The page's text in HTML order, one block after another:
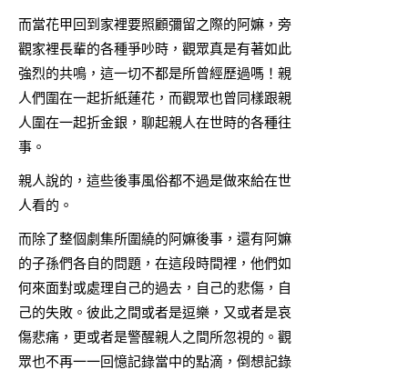
而當花甲回到家裡要照顧彌留之際的阿嫲，旁
觀家裡長輩的各種爭吵時，觀眾真是有著如此
強烈的共鳴，這一切不都是所曾經歷過嗎！親
人們圍在一起折紙蓮花，而觀眾也曾同樣跟親
人圍在一起折金銀，聊起親人在世時的各種往
事。
親人說的，這些後事風俗都不過是做來給在世
人看的。
而除了整個劇集所圍繞的阿嫲後事，還有阿嫲
的子孫們各自的問題，在這段時間裡，他們如
何來面對或處理自己的過去，自己的悲傷，自
己的失敗。彼此之間或者是逗樂，又或者是哀
傷悲痛，更或者是警醒親人之間所忽視的。觀
眾也不再一一回憶記錄當中的點滴，倒想記錄